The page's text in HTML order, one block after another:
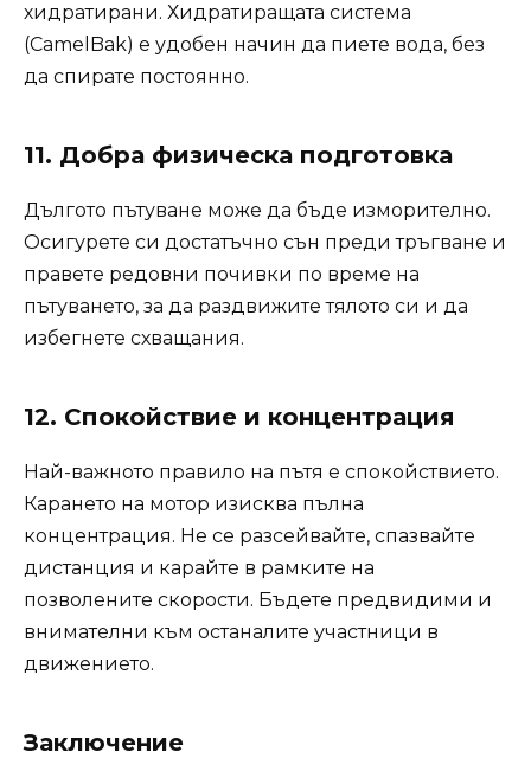
хидратирани. Хидратиращата система
(CamelBak) е удобен начин да пиете вода, без
да спирате постоянно.
11. Добра физическа подготовка
Дългото пътуване може да бъде изморително.
Осигурете си достатъчно сън преди тръгване и
правете редовни почивки по време на
пътуването, за да раздвижите тялото си и да
избегнете схващания.
12. Спокойствие и концентрация
Най-важното правило на пътя е спокойствието.
Карането на мотор изисква пълна
концентрация. Не се разсейвайте, спазвайте
дистанция и карайте в рамките на
позволените скорости. Бъдете предвидими и
внимателни към останалите участници в
движението.
Заключение